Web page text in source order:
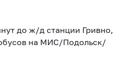
до ж/д станции Гривно,
на МИС/Подольск/